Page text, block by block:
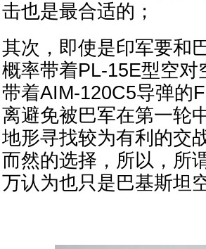
击也是最合适的；
其次，即使是印军要和
概率带着PL-15E型空
带着AIM-120C5导弹的
离避免被巴军在第一轮
地形寻找较为有利的交
而然的选择，所以，所
万认为也只是巴基斯坦